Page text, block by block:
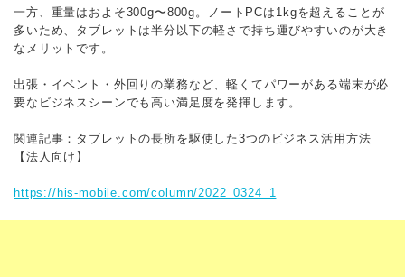
一方、重量はおよそ300g〜800g。ノートPCは1kgを超えることが
多いため、タブレットは半分以下の軽さで持ち運びやすいのが大き
なメリットです。
出張・イベント・外回りの業務など、軽くてパワーがある端末が必
要なビジネスシーンでも高い満足度を発揮します。
関連記事：タブレットの長所を駆使した3つのビジネス活用方法
【法人向け】
https://his-mobile.com/column/2022_0324_1